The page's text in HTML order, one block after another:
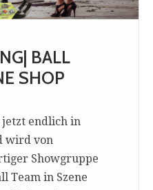
BALL
SHOP
jetzt endlich in
wird von
Showgruppe
Team in Szene